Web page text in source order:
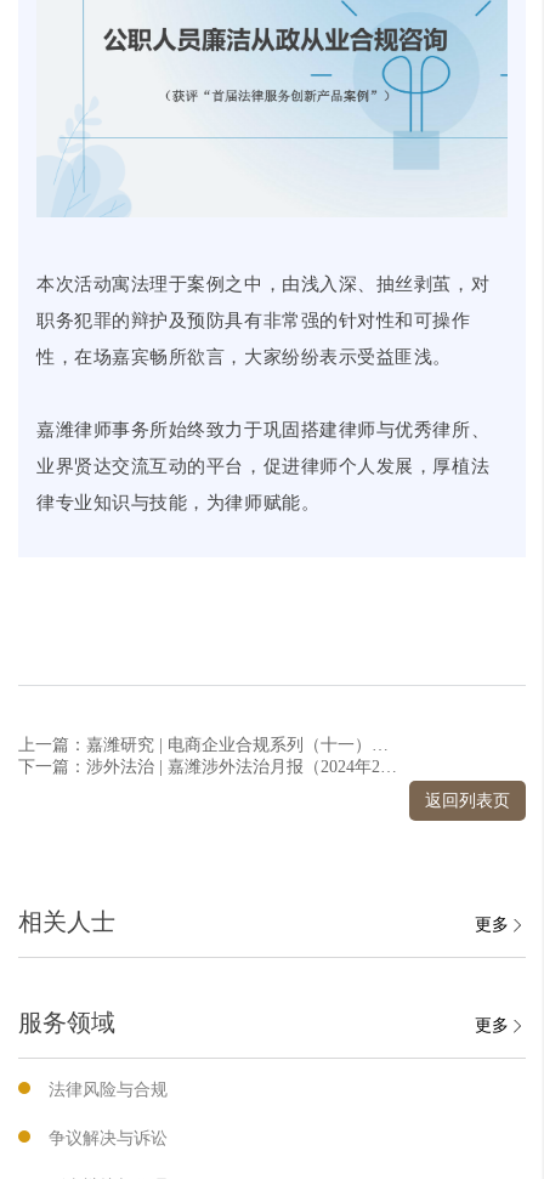
本次活动寓法理于案例之中，由浅入深、抽丝剥茧，对
职务犯罪的辩护及预防具有非常强的针对性和可操作
性，在场嘉宾畅所欲言，大家纷纷表示受益匪浅。
嘉潍律师事务所始终致力于巩固搭建律师与优秀律所、
业界贤达交流互动的平台，促进律师个人发展，厚植法
律专业知识与技能，为律师赋能。
上一篇：嘉潍研究 | 电商企业合规系列（十一）：电商企业的合规管理指引之一
下一篇：涉外法治 | 嘉潍涉外法治月报（2024年2月）
返回列表页
相关人士 更多
服务领域 更多
法律风险与合规
争议解决与诉讼